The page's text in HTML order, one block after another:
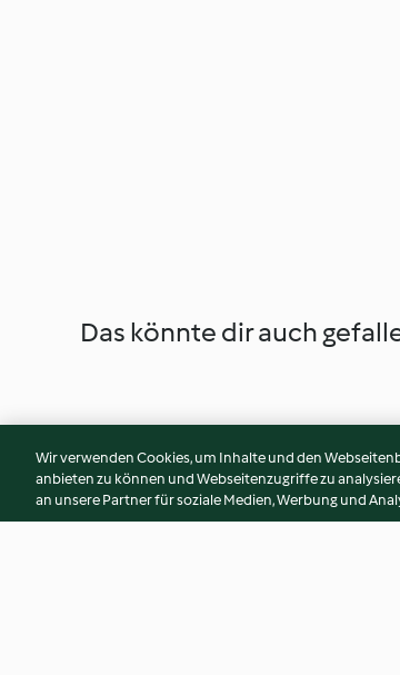
Das könnte dir auch
Wir verwenden Cookies, um Inhalte und den
anbieten zu können und Webseitenzugriffe zu
an unsere Partner für soziale Medien, Werbung und